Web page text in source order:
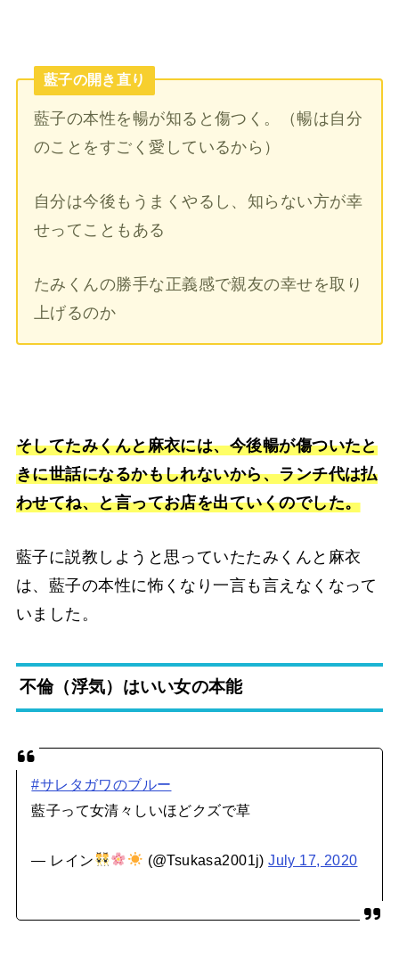
藍子の開き直り
藍子の本性を暢が知ると傷つく。（暢は自分
のことをすごく愛しているから）
自分は今後もうまくやるし、知らない方が幸
せってこともある
たみくんの勝手な正義感で親友の幸せを取り
上げるのか
そしてたみくんと麻衣には、今後暢が傷ついたと
きに世話になるかもしれないから、ランチ代は払
わせてね、と言ってお店を出ていくのでした。
藍子に説教しようと思っていたたみくんと麻衣
は、藍子の本性に怖くなり一言も言えなくなって
いました。
不倫（浮気）はいい女の本能
#サレタガワのブルー
藍子って女清々しいほどクズで草
— レイン (@Tsukasa2001j)July 17, 2020